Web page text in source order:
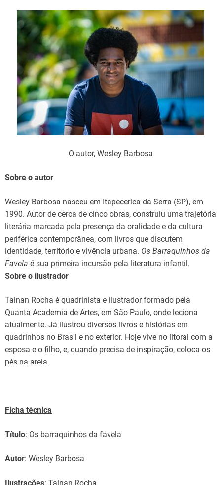
O autor, Wesley Barbosa
Sobre o autor
Wesley Barbosa nasceu em Itapecerica da Serra (SP), em
1990. Autor de cerca de cinco obras, construiu uma trajetória
literária marcada pela presença da oralidade e da cultura
periférica contemporânea, com livros que discutem
identidade, território e vivência urbana. Os Barraquinhos da
Favela é sua primeira incursão pela literatura infantil.
Sobre o ilustrador
Tainan Rocha é quadrinista e ilustrador formado pela
Quanta Academia de Artes, em São Paulo, onde leciona
atualmente. Já ilustrou diversos livros e histórias em
quadrinhos no Brasil e no exterior. Hoje vive no litoral com a
esposa e o filho, e, quando precisa de inspiração, coloca os
pés na areia.
Ficha técnica
Título: Os barraquinhos da favela
Autor: Wesley Barbosa
Ilustrações: Tainan Rocha